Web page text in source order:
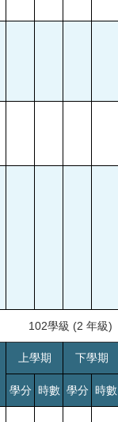
102學級 (2 年級)
上學期 下學期
學分 時數 學分 時數